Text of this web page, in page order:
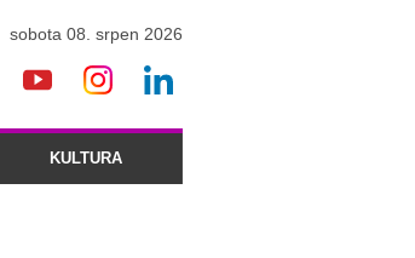
sobota 08. srpen 2026
KULTURA